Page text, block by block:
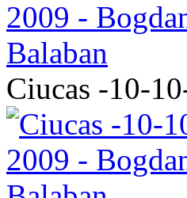
Ciucas -10-